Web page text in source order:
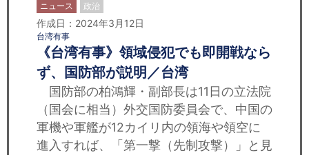
ニュース 政治
作成日：2024年3月12日
台湾有事
《台湾有事》領域侵犯でも即開戦なら
ず、国防部が説明／台湾
国防部の柏鴻輝・副部長は11日の立法院
（国会に相当）外交国防委員会で、中国の
軍機や軍艦が12カイリ内の領海や領空に
進入すれば、「第一撃（先制攻撃）」と見